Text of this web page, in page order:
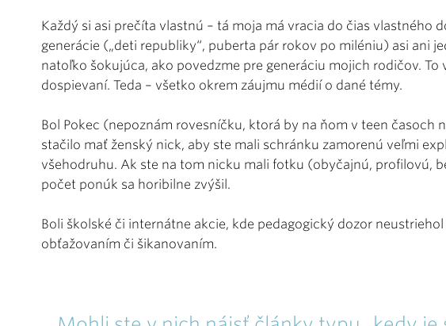
Každý si asi prečíta vlastnú – tá moja má vracia do čias vlastného
generácie („deti republiky“, puberta pár rokov po miléniu) asi ani
natoľko šokujúca, ako povedzme pre generáciu mojich rodičov. To
dospievaní. Teda – všetko okrem záujmu médií o dané témy.
Bol Pokec (nepoznám rovesníčku, ktorá by na ňom v teen časoch
stačilo mať ženský nick, aby ste mali schránku zamorenú veľmi
všehodruhu. Ak ste na tom nicku mali fotku (obyčajnú, profilovú,
počet ponúk sa horibilne zvýšil.
Boli školské či internátne akcie, kde pedagogický dozor
obťažovaním či šikanovaním.